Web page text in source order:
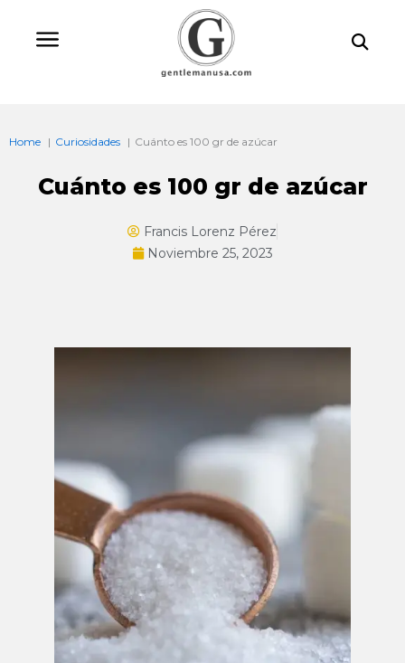
Home Curiosidades Cuánto es 100 gr de azúcar
Cuánto es 100 gr de azúcar
Francis Lorenz Pérez
Noviembre 25, 2023